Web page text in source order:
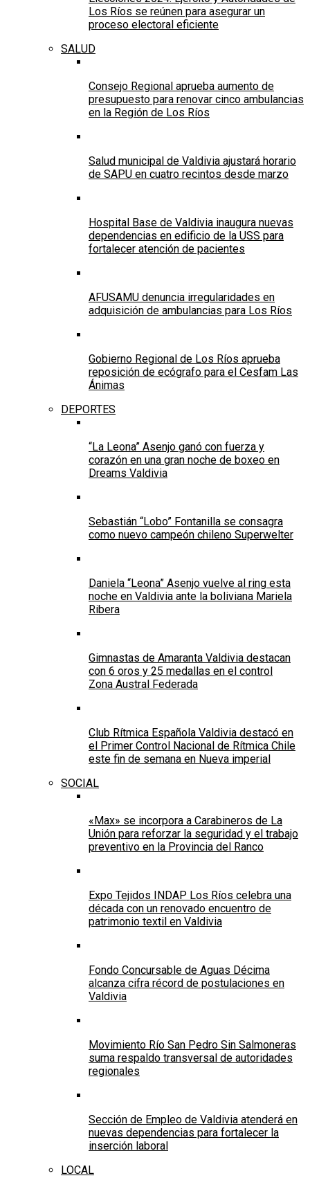
Los Ríos se reúnen para asegurar un
proceso electoral eficiente
SALUD
Consejo Regional aprueba aumento de
presupuesto para renovar cinco ambulancias
en la Región de Los Ríos
Salud municipal de Valdivia ajustará horario
de SAPU en cuatro recintos desde marzo
Hospital Base de Valdivia inaugura nuevas
dependencias en edificio de la USS para
fortalecer atención de pacientes
AFUSAMU denuncia irregularidades en
adquisición de ambulancias para Los Ríos
Gobierno Regional de Los Ríos aprueba
reposición de ecógrafo para el Cesfam Las
Ánimas
DEPORTES
“La Leona” Asenjo ganó con fuerza y
corazón en una gran noche de boxeo en
Dreams Valdivia
Sebastián “Lobo” Fontanilla se consagra
como nuevo campeón chileno Superwelter
Daniela “Leona” Asenjo vuelve al ring esta
noche en Valdivia ante la boliviana Mariela
Ribera
Gimnastas de Amaranta Valdivia destacan
con 6 oros y 25 medallas en el control
Zona Austral Federada
Club Rítmica Española Valdivia destacó en
el Primer Control Nacional de Rítmica Chile
este fin de semana en Nueva imperial
SOCIAL
«Max» se incorpora a Carabineros de La
Unión para reforzar la seguridad y el trabajo
preventivo en la Provincia del Ranco
Expo Tejidos INDAP Los Ríos celebra una
década con un renovado encuentro de
patrimonio textil en Valdivia
Fondo Concursable de Aguas Décima
alcanza cifra récord de postulaciones en
Valdivia
Movimiento Río San Pedro Sin Salmoneras
suma respaldo transversal de autoridades
regionales
Sección de Empleo de Valdivia atenderá en
nuevas dependencias para fortalecer la
inserción laboral
LOCAL